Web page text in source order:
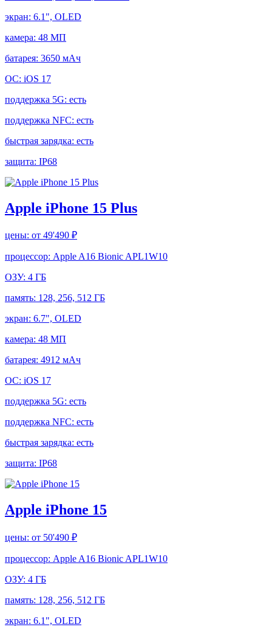
экран: 6.1", OLED
камера: 48 МП
батарея: 3650 мАч
ОС: iOS 17
поддержка 5G: есть
поддержка NFC: есть
быстрая зарядка: есть
защита: IP68
Apple iPhone 15 Plus
цены: от 49'490 ₽
процессор: Apple A16 Bionic APL1W10
ОЗУ: 4 ГБ
память: 128, 256, 512 ГБ
экран: 6.7", OLED
камера: 48 МП
батарея: 4912 мАч
ОС: iOS 17
поддержка 5G: есть
поддержка NFC: есть
быстрая зарядка: есть
защита: IP68
Apple iPhone 15
цены: от 50'490 ₽
процессор: Apple A16 Bionic APL1W10
ОЗУ: 4 ГБ
память: 128, 256, 512 ГБ
экран: 6.1", OLED